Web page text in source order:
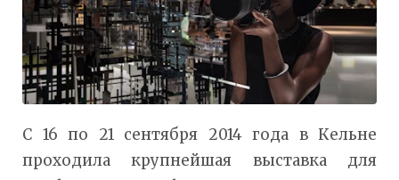
С 16 по 21 сентября 2014 года в Кельне
проходила крупнейшая выставка для